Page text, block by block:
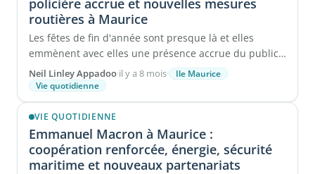
policière accrue et nouvelles mesures
routières à Maurice
Les fêtes de fin d'année sont presque là et elles
emmènent avec elles une présence accrue du public
dans les ...
Neil Linley Appadoo·il y a 8 mois·
Ile Maurice
Vie quotidienne
VIE QUOTIDIENNE
Emmanuel Macron à Maurice :
coopération renforcée, énergie, sécurité
maritime et nouveaux partenariats